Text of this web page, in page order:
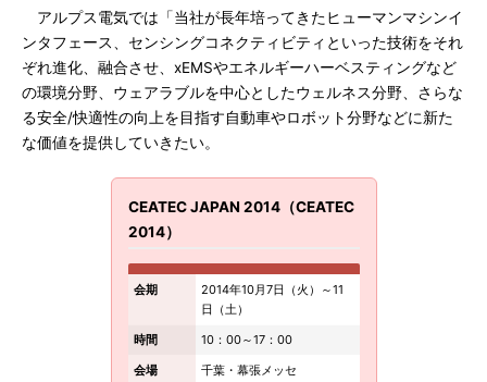
アルプス電気では「当社が長年培ってきたヒューマンマシンイ
ンタフェース、センシングコネクティビティといった技術をそれ
ぞれ進化、融合させ、xEMSやエネルギーハーベスティングなど
の環境分野、ウェアラブルを中心としたウェルネス分野、さらな
る安全/快適性の向上を目指す自動車やロボット分野などに新た
な価値を提供していきたい。
CEATEC JAPAN 2014（CEATEC
2014）
会期
2014年10月7日（火）～11
日（土）
時間
10：00～17：00
会場
千葉・幕張メッセ